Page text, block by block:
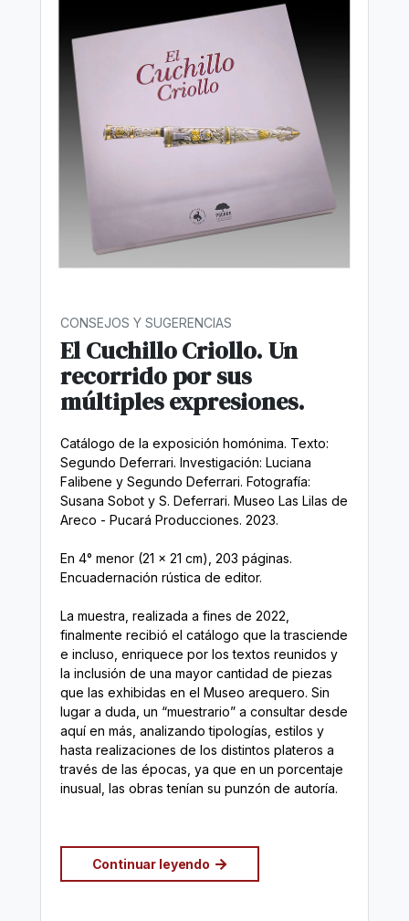
CONSEJOS Y SUGERENCIAS
El Cuchillo Criollo. Un
recorrido por sus
múltiples expresiones.
Catálogo de la exposición homónima. Texto:
Segundo Deferrari. Investigación: Luciana
Falibene y Segundo Deferrari. Fotografía:
Susana Sobot y S. Deferrari. Museo Las Lilas de
Areco - Pucará Producciones. 2023.
En 4° menor (21 x 21 cm), 203 páginas.
Encuadernación rústica de editor.
La muestra, realizada a fines de 2022,
finalmente recibió el catálogo que la trasciende
e incluso, enriquece por los textos reunidos y
la inclusión de una mayor cantidad de piezas
que las exhibidas en el Museo arequero. Sin
lugar a duda, un “muestrario” a consultar desde
aquí en más, analizando tipologías, estilos y
hasta realizaciones de los distintos plateros a
través de las épocas, ya que en un porcentaje
inusual, las obras tenían su punzón de autoría.
Continuar leyendo